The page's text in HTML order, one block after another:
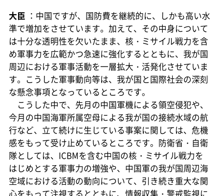
大臣 ：中国ですが、国防費を継続的に、しかも高い水
準で増加をさせています。加えて、その中身について
は十分な透明性を欠いたまま、核・ミサイル戦力を含
め軍事力を広範かつ急速に強化するとともに、我が国
周辺における軍事活動を一層拡大・活発化させていま
す。こうした軍事動向等は、我が国と国際社会の深刻
な懸念事項となっているところです。
こうした中で、先月の中国軍機による領空侵犯や、
今月の中国海軍所属空母による我が国の接続水域の航
行など、立て続けに生じている事案に関しては、危機
感をもって受け止めているところです。防衛省・自衛
隊としては、ICBMを含む中国の核・ミサイル戦力を
はじめとする軍事力の増強や、中国軍の我が国周辺海
空域における活動の動向について、引き続き重大な関
心をもって注視するとともに、情報収集・警戒監視に